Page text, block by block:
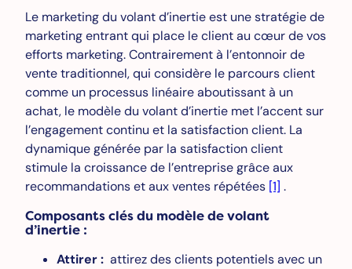
Le marketing du volant d’inertie est une stratégie de
marketing entrant qui place le client au cœur de vos
efforts marketing. Contrairement à l’entonnoir de
vente traditionnel, qui considère le parcours client
comme un processus linéaire aboutissant à un
achat, le modèle du volant d’inertie met l’accent sur
l’engagement continu et la satisfaction client. La
dynamique générée par la satisfaction client
stimule la croissance de l’entreprise grâce aux
recommandations et aux ventes répétées [1] .
Composants clés du modèle de volant
d’inertie :
Attirer : attirez des clients potentiels avec un